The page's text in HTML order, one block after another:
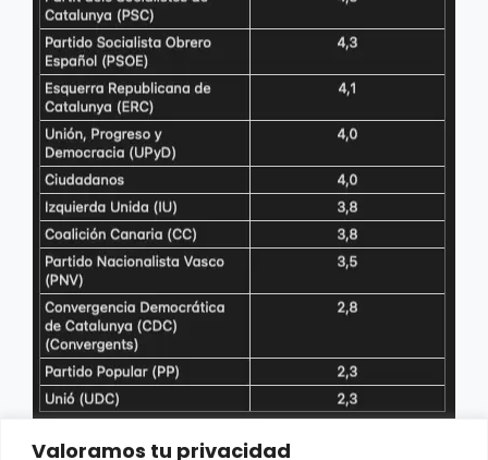
Valoramos tu privacidad